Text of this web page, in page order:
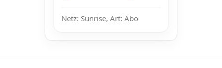
Netz: Sunrise, Art: Abo